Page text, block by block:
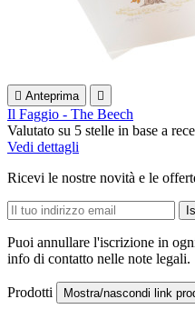
 Anteprima 
Il Faggio - The Beech
Valutato su 5 stelle in base a
Vedi dettagli
Ricevi le nostre novità e le
Puoi annullare l'iscrizione in
info di contatto nelle note legali.
Prodotti Mostra/nascondi link